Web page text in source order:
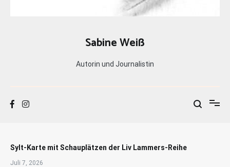
Sabine Weiß
Autorin und Journalistin
Sylt-Karte mit Schauplätzen der Liv Lammers-Reihe
Juli 7, 2026